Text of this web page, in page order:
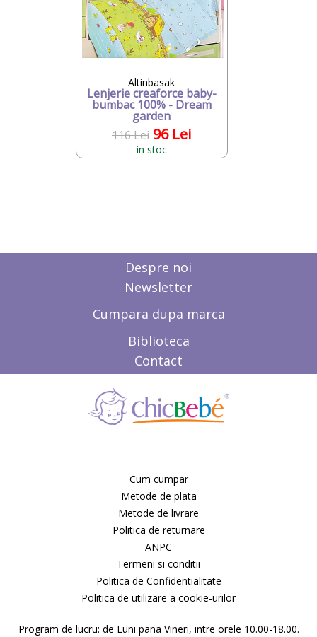
Altinbasak
Lenjerie creaforce baby-
bumbac 100% - Dream
garden
116 Lei 96 Lei
in stoc
Despre noi
Newsletter
Cumpara dupa marca
Biblioteca
Contact
Cum cumpar
Metode de plata
Metode de livrare
Politica de returnare
ANPC
Termeni si conditii
Politica de Confidentialitate
Politica de utilizare a cookie-urilor
Program de lucru: de Luni pana Vineri, intre orele 10.00-18.00.